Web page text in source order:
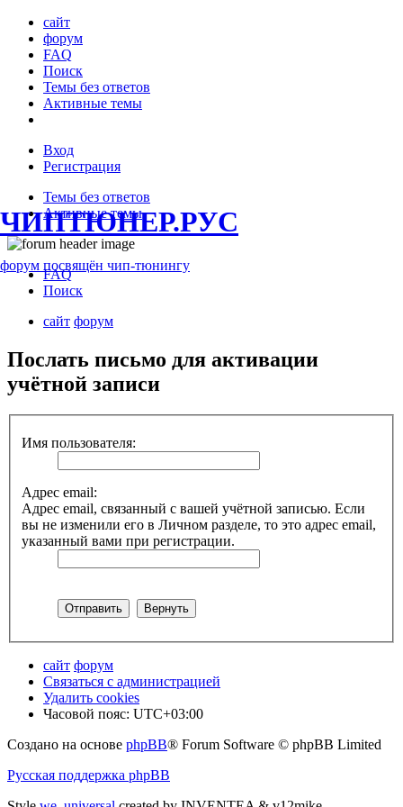
сайт
форум
FAQ
Поиск
Темы без ответов
Активные темы
Вход
Регистрация
Темы без ответов
Активные темы
ЧИПТЮНЕР.РУС
форум посвящён чип-тюнингу
FAQ
Поиск
сайт форум
Послать письмо для активации
учётной записи
Имя пользователя:
Адрес email:
Адрес email, связанный с вашей учётной записью. Если
вы не изменили его в Личном разделе, то это адрес email,
указанный вами при регистрации.
сайт форум
Связаться с администрацией
Удалить cookies
Часовой пояс: UTC+03:00
Создано на основе phpBB® Forum Software © phpBB Limited
Русская поддержка phpBB